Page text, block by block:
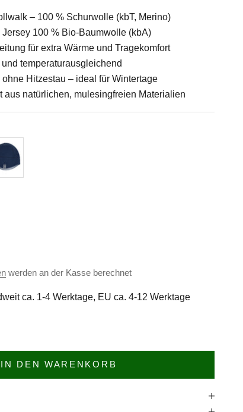
– 100 % Schurwolle (kbT, Merino)
Jersey 100 % Bio-Baumwolle (kbA)
für extra Wärme und Tragekomfort
temperaturausgleichend
Hitzestau – ideal für Wintertage
aus natürlichen, mulesingfreien Materialien
werden an der Kasse berechnet
ca. 1-4 Werktage, EU ca. 4-12 Werktage
IN DEN WARENKORB